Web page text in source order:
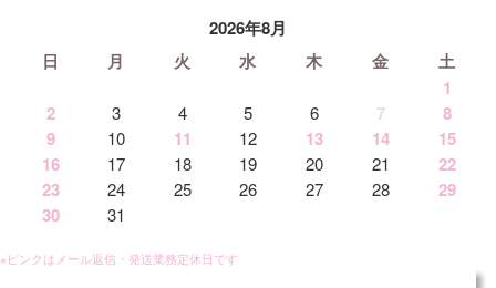
2026年8月
日
月 火 水 木 金
土
1
2
3 4 5 6 7
8
9
10 11 12 13 14
15
16
17 18 19 20 21
22
23
24 25 26 27 28
29
30
31